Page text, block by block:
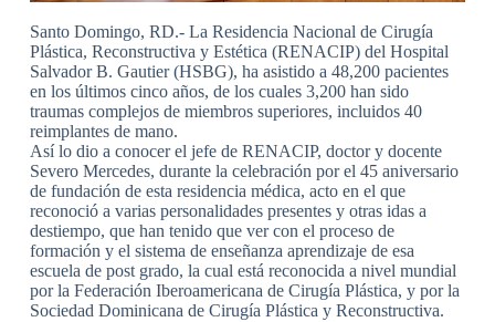
Santo Domingo, RD.- La Residencia Nacional de Cirugía
Plástica, Reconstructiva y Estética (RENACIP) del Hospital
Salvador B. Gautier (HSBG), ha asistido a 48,200 pacientes
en los últimos cinco años, de los cuales 3,200 han sido
traumas complejos de miembros superiores, incluidos 40
reimplantes de mano.
Así lo dio a conocer el jefe de RENACIP, doctor y docente
Severo Mercedes, durante la celebración por el 45 aniversario
de fundación de esta residencia médica, acto en el que
reconoció a varias personalidades presentes y otras idas a
destiempo, que han tenido que ver con el proceso de
formación y el sistema de enseñanza aprendizaje de esa
escuela de post grado, la cual está reconocida a nivel mundial
por la Federación Iberoamericana de Cirugía Plástica, y por la
Sociedad Dominicana de Cirugía Plástica y Reconstructiva.